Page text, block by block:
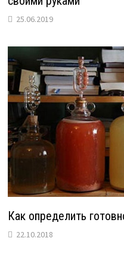
25.06.2019
Как определить
22.10.2018